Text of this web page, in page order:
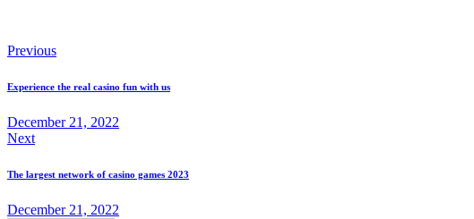
Previous
Experience the real casino fun with us
December 21, 2022
Next
The largest network of casino games 2023
December 21, 2022